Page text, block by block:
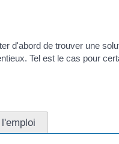
d'abord de trouver une
Tel est le cas pour